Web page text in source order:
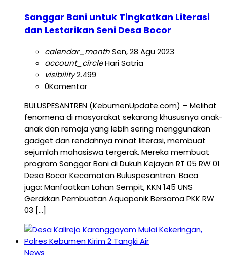
Sanggar Bani untuk Tingkatkan Literasi
dan Lestarikan Seni Desa Bocor
calendar_monthSen, 28 Agu 2023
account_circleHari Satria
visibility2.499
0Komentar
BULUSPESANTREN (KebumenUpdate.com) – Melihat
fenomena di masyarakat sekarang khususnya anak-
anak dan remaja yang lebih sering menggunakan
gadget dan rendahnya minat literasi, membuat
sejumlah mahasiswa tergerak. Mereka membuat
program Sanggar Bani di Dukuh Kejayan RT 05 RW 01
Desa Bocor Kecamatan Buluspesantren. Baca
juga: Manfaatkan Lahan Sempit, KKN 145 UNS
Gerakkan Pembuatan Aquaponik Bersama PKK RW
03 […]
News